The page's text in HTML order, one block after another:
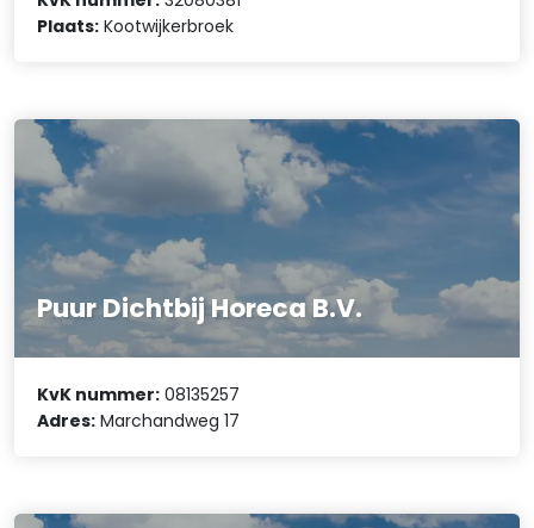
Plaats: Kootwijkerbroek
Puur Dichtbij Horeca B.V.
KvK nummer: 08135257
Adres: Marchandweg 17